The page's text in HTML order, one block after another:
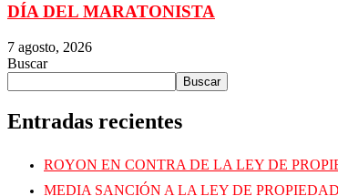
DÍA DEL MARATONISTA
7 agosto, 2026
Buscar
Buscar
Entradas recientes
ROYON EN CONTRA DE LA LEY DE
MEDIA SANCIÓN A LA LEY DE